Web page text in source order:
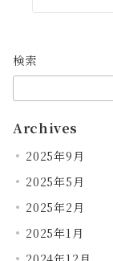
検索
Archives
2025年9月
2025年5月
2025年2月
2025年1月